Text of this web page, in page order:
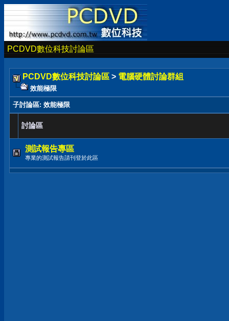
PCDVD數位科技討論區
PCDVD數位科技討論區 > 電腦硬體討論群組
效能極限
子討論區: 效能極限
討論區
測試報告專區
專業的測試報告請刊登於此區